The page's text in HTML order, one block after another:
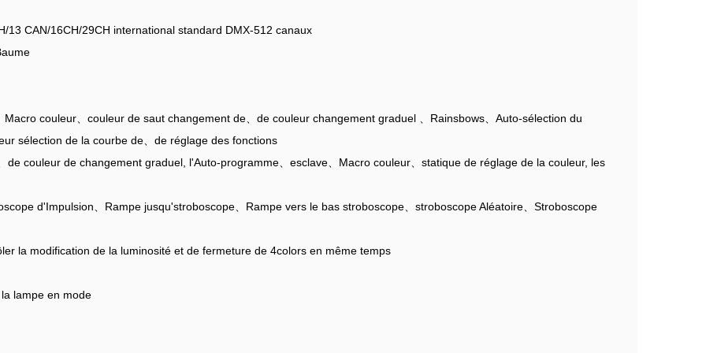
13 CAN/16CH/29CH international standard DMX-512 canaux
couleur、couleur de saut changement de、de couleur changement graduel 、Rainsbows、Auto-sélection du
sélection de la courbe de、de réglage des fonctions
couleur de changement graduel, l'Auto-programme、esclave、Macro couleur、statique de réglage de la couleur, les
d'Impulsion、Rampe jusqu'stroboscope、Rampe vers le bas stroboscope、stroboscope Aléatoire、Stroboscope
la modification de la luminosité et de fermeture de 4colors en même temps
lampe en mode